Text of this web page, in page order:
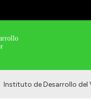
Instituto de Desarrollo del